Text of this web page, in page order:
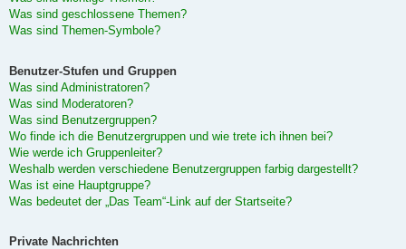
Was sind geschlossene Themen?
Was sind Themen-Symbole?
Benutzer-Stufen und Gruppen
Was sind Administratoren?
Was sind Moderatoren?
Was sind Benutzergruppen?
Wo finde ich die Benutzergruppen und wie trete ich ihnen bei?
Wie werde ich Gruppenleiter?
Weshalb werden verschiedene Benutzergruppen farbig dargestellt?
Was ist eine Hauptgruppe?
Was bedeutet der „Das Team“-Link auf der Startseite?
Private Nachrichten